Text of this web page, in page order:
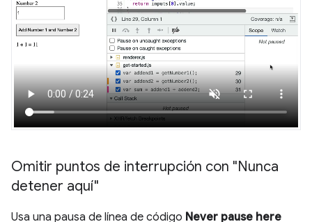
Omitir puntos de interrupción con "Nunca
detener aquí"
Usa una pausa de línea de código Never pause here